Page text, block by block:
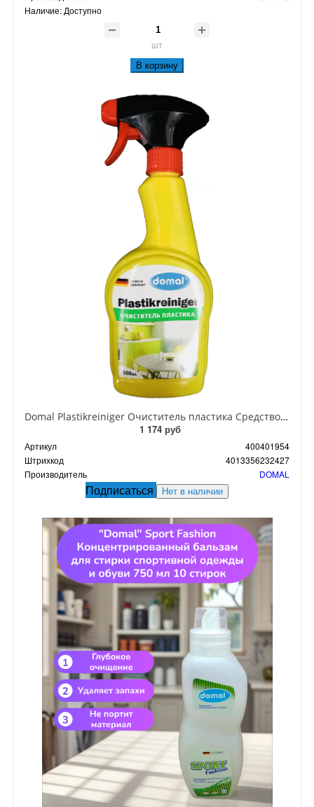
Наличие: Доступно
шт
В корзину
Domal Plastikreiniger Очиститель пластика Средство для чистки пластмассовых поверхностей и предметов 500 мл с распылителем
1 174 руб
Артикул
400401954
Штрихкод
4013356232427
Производитель
DOMAL
Подписаться Нет в наличии